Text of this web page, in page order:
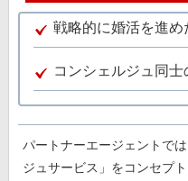
戦略的に婚活を進
コンシェルジュ同
パートナーエージェントで
ジュサービス」をコンセプ